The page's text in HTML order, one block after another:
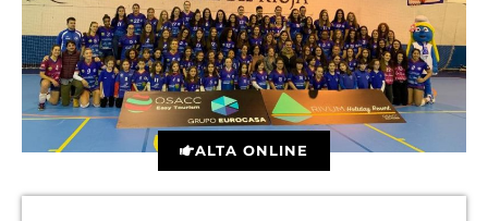
ALTA ONLINE